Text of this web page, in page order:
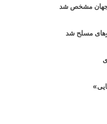
جهان مشخص شد
مسلح شد